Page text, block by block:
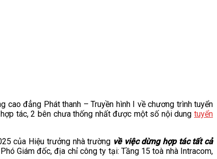
đẳng Phát thanh – Truyền hình I về chương trình tuyển
tác, 2 bên chưa thống nhất được một số nội dung tuyển
của Hiệu trưởng nhà trường về việc dừng hợp tác tất cả
Giám đốc, địa chỉ công ty tại: Tầng 15 toà nhà Intracom,